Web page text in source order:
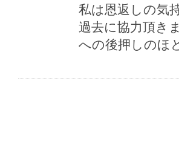
私は恩返しの気
過去に協力頂き
への後押しのほ